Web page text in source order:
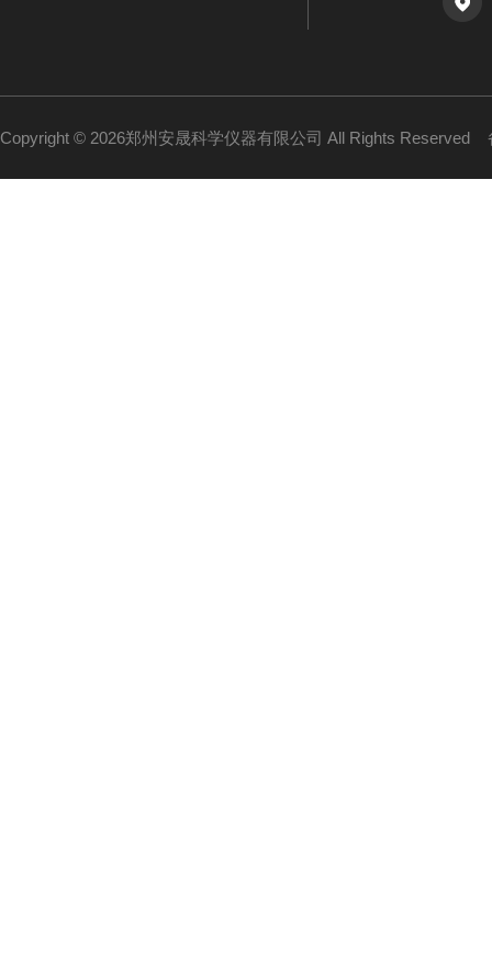
Copyright © 2026郑州安晟科学仪器有限公司 All Rights Reserved